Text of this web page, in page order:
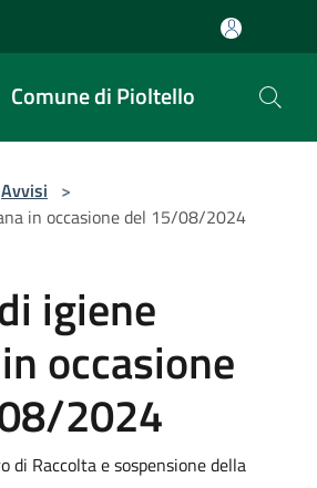
Comune di Pioltello
Avvisi >
in occasione del 15/08/2024
igiene
occasione
2024
di Raccolta e sospensione della